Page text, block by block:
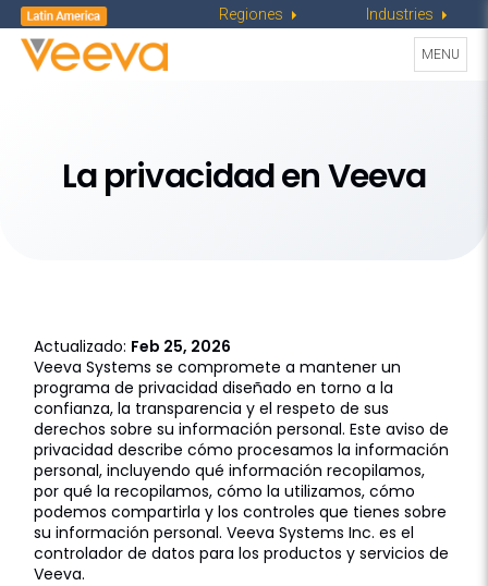
Regiones Industries
Toggle
MENU
La privacidad en Veeva
Actualizado: Feb 25, 2026
Veeva Systems se compromete a mantener un
programa de privacidad diseñado en torno a la
confianza, la transparencia y el respeto de sus
derechos sobre su información personal. Este aviso de
privacidad describe cómo procesamos la información
personal, incluyendo qué información recopilamos,
por qué la recopilamos, cómo la utilizamos, cómo
podemos compartirla y los controles que tienes sobre
su información personal. Veeva Systems Inc. es el
controlador de datos para los productos y servicios de
Veeva.